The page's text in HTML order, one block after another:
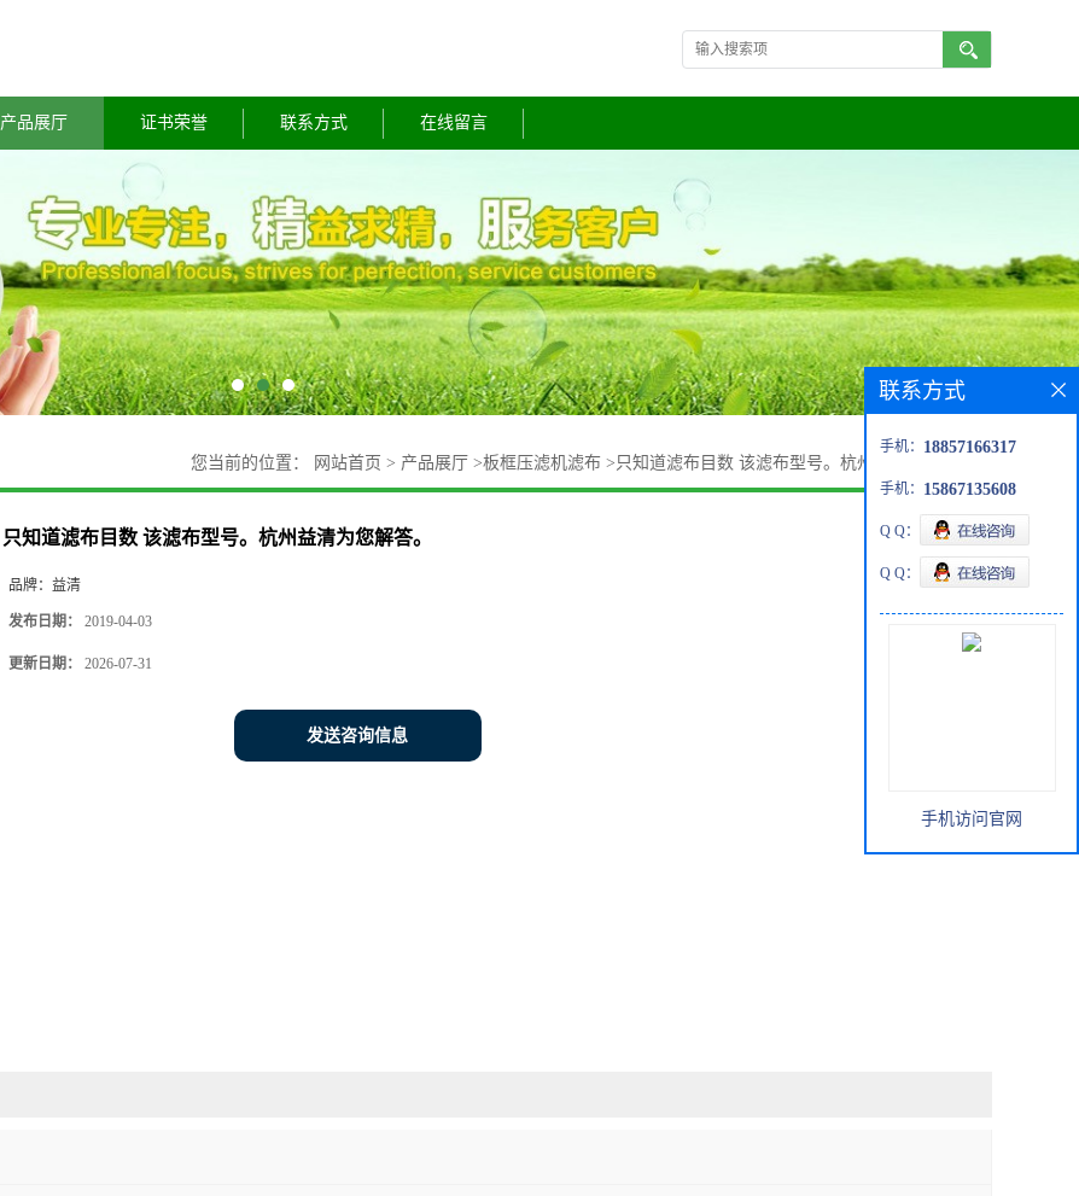
产品展厅 证书荣誉 联系方式 在线留言
您当前的位置： 网站首页 > 产品展厅 >板框压滤机滤布 > 只知道滤布目数 该滤布型号。杭州益清为您解答。
只知道滤布目数 该滤布型号。杭州益清为您解答。
品牌： 益清
发布日期： 2019-04-03
更新日期： 2026-07-31
发送咨询信息
联系方式
手机： 18857166317
手机： 15867135608
Q Q：
Q Q：
手机访问官网